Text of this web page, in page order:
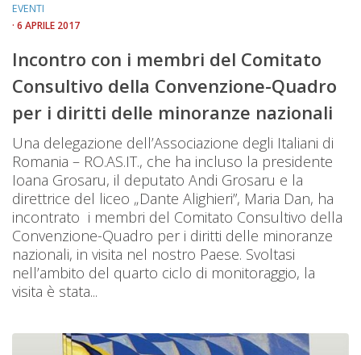
EVENTI
· 6 APRILE 2017
Incontro con i membri del Comitato
Consultivo della Convenzione-Quadro
per i diritti delle minoranze nazionali
Una delegazione dell’Associazione degli Italiani di
Romania – RO.AS.IT., che ha incluso la presidente
Ioana Grosaru, il deputato Andi Grosaru e la
direttrice del liceo „Dante Alighieri”, Maria Dan, ha
incontrato i membri del Comitato Consultivo della
Convenzione-Quadro per i diritti delle minoranze
nazionali, in visita nel nostro Paese. Svoltasi
nell’ambito del quarto ciclo di monitoraggio, la
visita è stata...